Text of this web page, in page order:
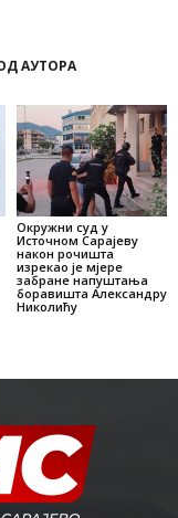
АУТОРА
Окружни суд у
Источном Сарајеву
након рочишта
изрекао je мјере
забране напуштања
боравишта Александру
Николићу